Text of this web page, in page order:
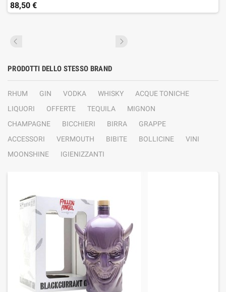
88,50 €
PRODOTTI DELLO STESSO BRAND
RHUM GIN VODKA WHISKY
ACQUE TONICHE
LIQUORI
OFFERTE TEQUILA
MIGNON
CHAMPAGNE
BICCHIERI BIRRA
GRAPPE
ACCESSORI
VERMOUTH BIBITE BOLLICINE
VINI
MOONSHINE
IGIENIZZANTI